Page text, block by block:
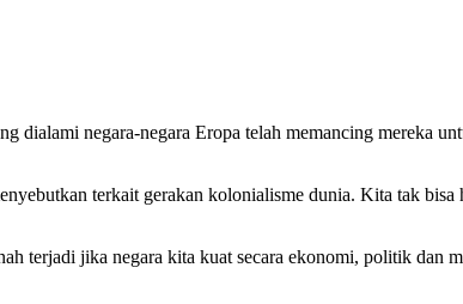
negara-negara Eropa telah memancing mereka
terkait gerakan kolonialisme dunia. Kita tak bisa
terjadi jika negara kita kuat secara ekonomi, politik dan